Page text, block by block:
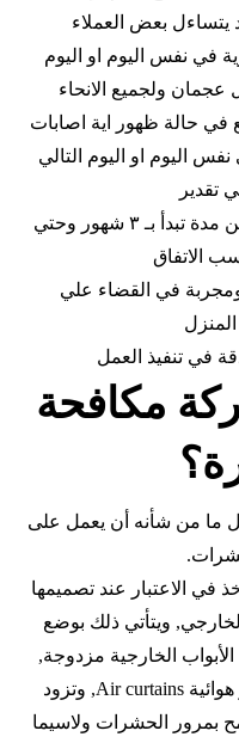
يتساءل بعض العملاء
في نفس اليوم او اليوم
عجمان ولجميع الانحاء
حالة ظهور اية اصابات
اليوم او اليوم التالي
تقدير
تكون مدة الضمان الساري من مدة تبدأ بـ ٣ شهور وحتي
الاتفاق
في القضاء علي
في تنفيذ العمل
مكافحة
ما من شأنه أن يعمل على
في الاعتبار عند تصميمها
ويتأتي ذلك بوضع
الأبواب الخارجية مزدوجة,
وتزود مداخل المبنى بستائر هوائية Air curtains, وتزود
بمرور الحشرات ولاسيما